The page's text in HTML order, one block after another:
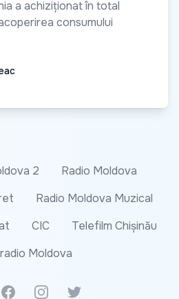
a achiziționat în total
consumului
2
Radio Moldova
Radio Moldova Muzical
CIC
Telefilm Chișinău
Moldova
News
FacebookInstagramTwitter